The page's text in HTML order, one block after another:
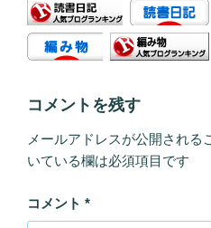
コメントを残す
メールアドレスが公開される
いている欄は必須項目です
コメント *